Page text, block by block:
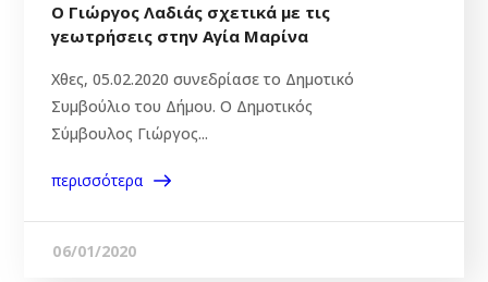
Ο Γιώργος Λαδιάς σχετικά με τις
γεωτρήσεις στην Αγία Μαρίνα
Χθες, 05.02.2020 συνεδρίασε το Δημοτικό
Συμβούλιο του Δήμου. Ο Δημοτικός
Σύμβουλος Γιώργος...
περισσότερα
06/01/2020